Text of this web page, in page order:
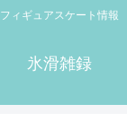
フィギュアスケート情報
氷滑雑録